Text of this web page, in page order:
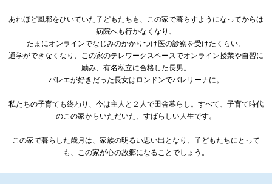
あれほど風邪をひいていた子どもたちも、この家で暮らすようになってからは
病院へも行かなくなり、
たまにオンラインでなじみのかかりつけ医の診察を受けたくらい。
通学ができなくなり、この家のテレワークスペースでオンライン授業や自習に
励み、有名私立に合格した長男。
バレエが好きだった長女はロンドンでバレリーナに。
私たちの子育ても終わり、今は主人と２人で田舎暮らし。すべて、子育て時代
のこの家からいただいた、すばらしい人生です。
この家で暮らした歳月は、家族の明るい思い出となり、子どもたちにとって
も、この家が心の故郷になることでしょう。